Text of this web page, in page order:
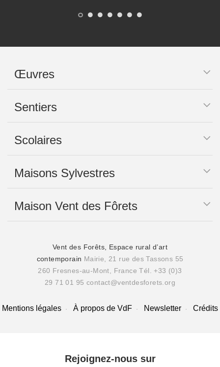
Œuvres
Sentiers
Scolaires
Maisons Sylvestres
Maison Vent des Fôrets
Vent des Forêts, Espace rural d’art
contemporain Mairie, 21 rue des Tassons 55
260 Fresnes-au-Mont, France Tél. +33 (0)3
29 71 01 95 contact@ventdesforets.org
Mentions légales À propos de VdF Newsletter Crédits
Rejoignez-nous sur